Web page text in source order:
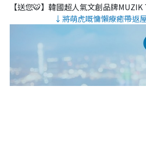
【送您🐯】韓國超人氣文創品牌MUZIK
↓將萌虎嘅慵懶療癒帶返